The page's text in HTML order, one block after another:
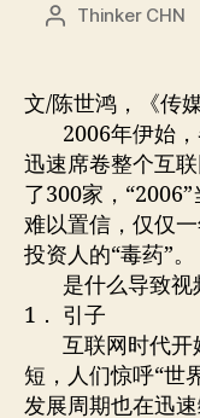
文
者
Thinker CHN
文/陈世鸿，《传
2006年伊始，
迅速席卷整个互
了300家，
难以置信，仅仅
投资人的“毒药”。
是什么导致视
1． 引子
互联网时代开
短，人们惊呼“世
发展周期也在迅